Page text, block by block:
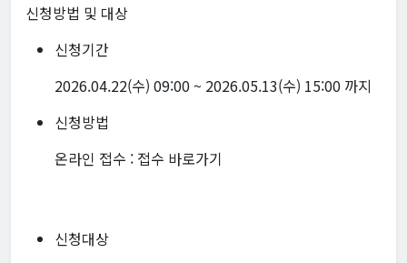
신청방법 및 대상
신청기간
2026.04.22(수) 09:00 ~ 2026.05.13(수) 15:00 까지
신청방법
온라인 접수 : 접수 바로가기
신청대상